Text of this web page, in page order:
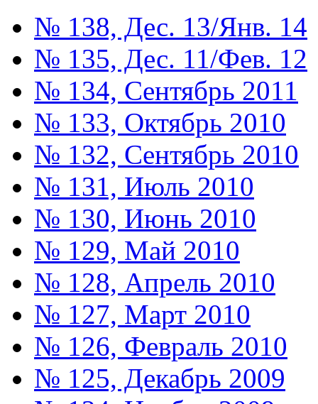
№ 138, Дес. 13/Янв. 14
№ 135, Дес. 11/Фев. 12
№ 134, Сентябрь 2011
№ 133, Октябрь 2010
№ 132, Сентябрь 2010
№ 131, Июль 2010
№ 130, Июнь 2010
№ 129, Май 2010
№ 128, Апрель 2010
№ 127, Март 2010
№ 126, Февраль 2010
№ 125, Декабрь 2009